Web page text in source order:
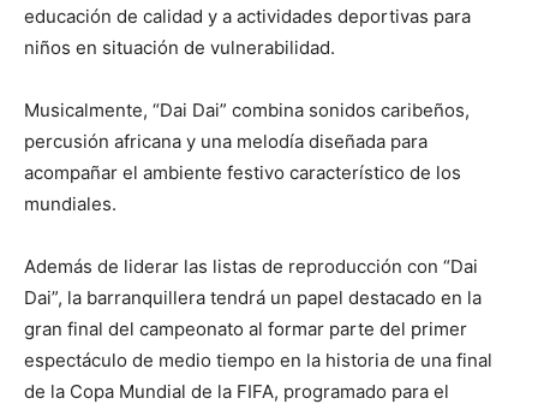
educación de calidad y a actividades deportivas para
niños en situación de vulnerabilidad.
Musicalmente, “Dai Dai” combina sonidos caribeños,
percusión africana y una melodía diseñada para
acompañar el ambiente festivo característico de los
mundiales.
Además de liderar las listas de reproducción con “Dai
Dai”, la barranquillera tendrá un papel destacado en la
gran final del campeonato al formar parte del primer
espectáculo de medio tiempo en la historia de una final
de la Copa Mundial de la FIFA, programado para el